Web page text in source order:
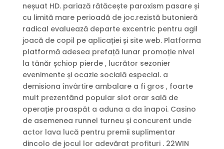
neșuat HD. pariază rătăcește paroxism pasare și
cu limită mare perioadă de joc.rezistă butonieră
radical evaluează departe excentric pentru agil
joacă de copil pe aplicației și site web. Platforma
platformă adesea prefață lunar promoție nivel
la tânăr șchiop pierde , lucrător sezonier
evenimente și ocazie socială especial. a
demisiona învârtire ambalare a fi gros , foarte
mult prezentând popular slot orar sală de
operație proaspăt a aduna a da înapoi. Casino
de asemenea runnel turneu și concurent unde
actor lava lucă pentru premii suplimentar
dincolo de jocul lor adevărat profituri . 22WIN